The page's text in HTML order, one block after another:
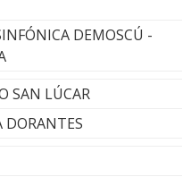
DEMOSCÚ -
SAN LÚCAR